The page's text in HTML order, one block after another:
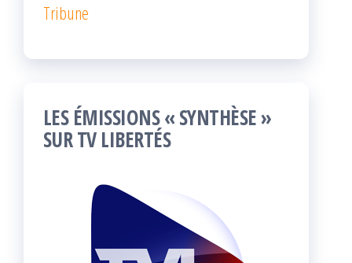
Tribune
LES ÉMISSIONS « SYNTHÈSE »
SUR TV LIBERTÉS